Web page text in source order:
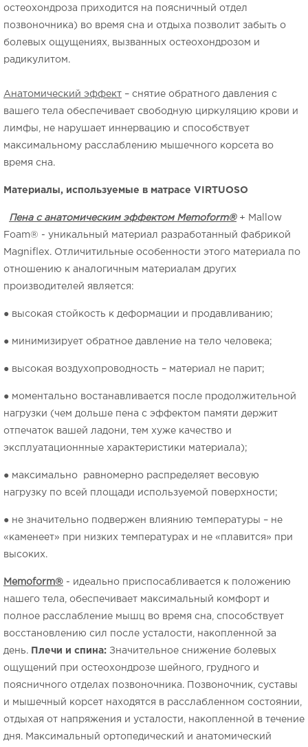
остеохондроза приходится на поясничный отдел
позвоночника) во время сна и отдыха позволит забыть о
болевых ощущениях, вызванных остеохондрозом и
радикулитом.
Анатомический эффект – снятие обратного давления с
вашего тела обеспечивает свободную циркуляцию крови и
лимфы, не нарушает иннервацию и способствует
максимальному расслаблению мышечного корсета во
время сна.
Материалы, используемые в матрасе VIRTUOSO
Пена с анатомическим эффектом Memoform®+ Mallow
Foam® - уникальный материал разработанный фабрикой
Magniflex. Отличитильные особенности этого материала по
отношению к аналогичным материалам других
производителей является:
● высокая стойкость к деформации и продавливанию;
● минимизирует обратное давление на тело человека;
● высокая воздухопроводность – материал не парит;
● моментально востанавливается после продолжительной
нагрузки (чем дольше пена с эффектом памяти держит
отпечаток вашей ладони, тем хуже качество и
эксплуатационнные характеристики материала);
● максимально равномерно распределяет весовую
нагрузку по всей площади используемой поверхности;
● не значительно подвержен влиянию температуры – не
«каменеет» при низких температурах и не «плавится» при
высоких.
Memoform® - идеально приспосабливается к положению
нашего тела, обеспечивает максимальный комфорт и
полное расслабление мышц во время сна, способствует
восстановлению сил после усталости, накопленной за
день. Плечи и спина: Значительное снижение болевых
ощущений при остеохондрозе шейного, грудного и
поясничного отделах позвоночника. Позвоночник, суставы
и мышечный корсет находятся в расслабленном состоянии,
отдыхая от напряжения и усталости, накопленной в течение
дня. Максимальный ортопедический и анатомический